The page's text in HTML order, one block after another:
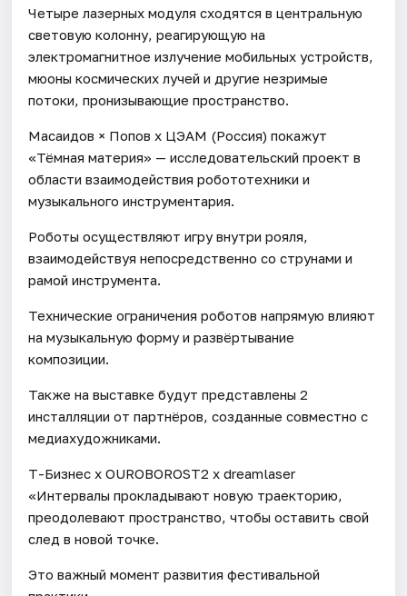
Четыре лазерных модуля сходятся в центральную
световую колонну, реагирующую на
электромагнитное излучение мобильных устройств,
мюоны космических лучей и другие незримые
потоки, пронизывающие пространство.
Масаидов × Попов х ЦЭАМ (Россия) покажут
«Тёмная материя» — исследовательский проект в
области взаимодействия робототехники и
музыкального инструментария.
Роботы осуществляют игру внутри рояля,
взаимодействуя непосредственно со струнами и
рамой инструмента.
Технические ограничения роботов напрямую влияют
на музыкальную форму и развёртывание
композиции.
Также на выставке будут представлены 2
инсталляции от партнёров, созданные совместно с
медиахудожниками.
Т-Бизнес х OUROBOROSТ2 х dreamlaser
«Интервалы прокладывают новую траекторию,
преодолевают пространство, чтобы оставить свой
след в новой точке.
Это важный момент развития фестивальной